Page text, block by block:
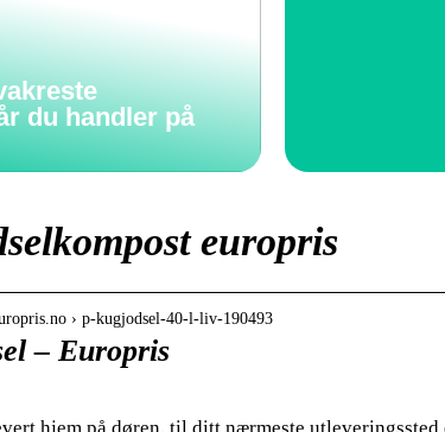
du handler på
europris
› p-kugjodsel-40-l-liv-190493
– Europris
hjem på døren, til ditt nærmeste